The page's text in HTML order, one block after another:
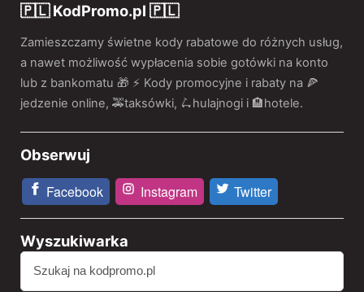
🇵🇱 KodPromo.pl 🇵🇱
Zamieszczamy świetne kody rabatowe do różnych usług,
a nawet możliwość wypłacenia sobie gotówki na konto
lub z bankomatu 🎁 ⚡️ Kody promocyjne i rabaty na 🍕
jedzenie online, 🚕taksówki, 🛴hulajnogi i 🏨hotele.
Obserwuj
Facebook Instagram Twitter
Wyszukiwarka